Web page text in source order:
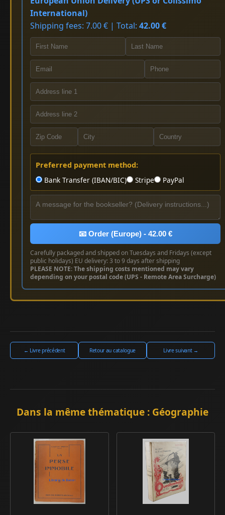
International)
Shipping fees: 7.00 € | Total: 42.00 €
Preferred payment method:
Bank Transfer (IBAN/BIC)
Stripe PayPal
📧 Order (Europe) - 42.00 €
Carefully packaged and shipped on Tuesdays and Fridays (except
public holidays) EU delivery: 3 to 9 days after shipping
PLEASE NOTE: The shipping costs mentioned may vary
depending on your postal code (UPS - Remote Area Surcharge)
← Livre précédent Retour au catalogue Livre suivant →
Dans la même thématique : Géographie